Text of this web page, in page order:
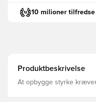
10 milioner
Produktbeskrivelse
At opbygge styrke